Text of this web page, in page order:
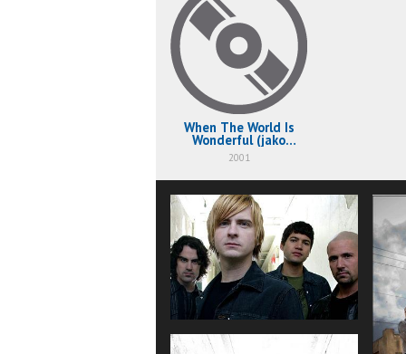
When The World Is
Wonderful (jako
Blisse)
2001